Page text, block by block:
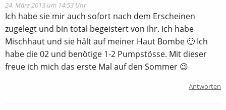
24. März 2013 um 14:53 Uhr
Ich habe sie mir auch sofort nach dem Erscheinen
zugelegt und bin total begeistert von ihr. Ich habe
Mischhaut und sie hält auf meiner Haut Bombe 🙂 Ich
habe die 02 und benötige 1-2 Pumpstösse. Mit dieser
freue ich mich das erste Mal auf den Sommer 😉
Antworten